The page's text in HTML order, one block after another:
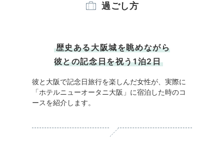
過ごし方
歴史ある大阪城を眺めながら
彼との記念日を祝う1泊2日
彼と大阪で記念日旅行を楽しんだ女性が、実際に
「ホテルニューオータニ大阪」に宿泊した時のコ
ースを紹介します。